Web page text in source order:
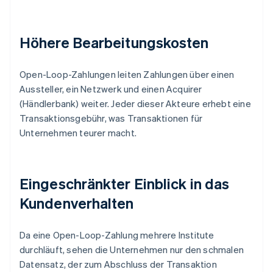
Höhere Bearbeitungskosten
Open-Loop-Zahlungen leiten Zahlungen über einen
Aussteller, ein Netzwerk und einen Acquirer
(Händlerbank) weiter. Jeder dieser Akteure erhebt eine
Transaktionsgebühr, was Transaktionen für
Unternehmen teurer macht.
Eingeschränkter Einblick in das
Kundenverhalten
Da eine Open-Loop-Zahlung mehrere Institute
durchläuft, sehen die Unternehmen nur den schmalen
Datensatz, der zum Abschluss der Transaktion